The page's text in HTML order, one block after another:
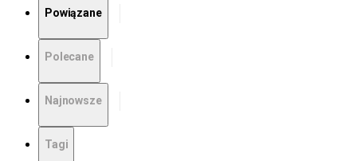
Powiązane
Polecane
Najnowsze
Tagi